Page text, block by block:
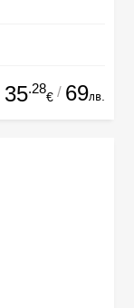
35.28
€ / 69лв.